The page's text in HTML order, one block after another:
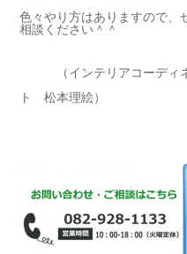
色々やり方はありますので、
相談ください＾＾
（インテリアコーディネ
ト 松本理絵）